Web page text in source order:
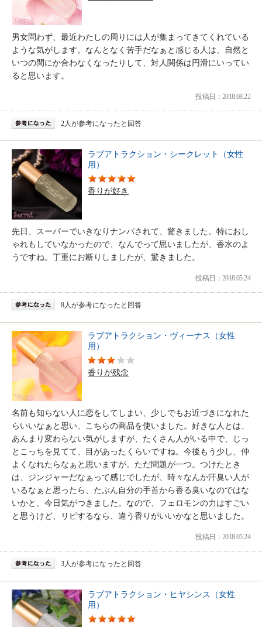
男女問わず、最近わたしの周りには人が集まってきてくれている
ような気がします。なんとなく苦手だなぁと感じる人は、自然と
いつの間にか合わなくなったりして、対人関係は円滑にいってい
ると思います。
投稿日：2018.08.22
2人が参考になったと回答
ラブアトラクション・シークレット（女性
用）
香りが好き
先日、スーパーでいきなりナンパされて、驚きました。特におし
ゃれもしていなかったので、なんでって思いましたが、香水のよ
うですね。丁重にお断りしましたが、驚きました。
投稿日：2018.05.24
8人が参考になったと回答
ラブアトラクション・ヴィーナス（女性
用）
香りが残念
名前も知らない人に恋をしてしまい、少しでもお近づきになれた
らいいなぁと思い、こちらの商品を使いました。好きな人とは、
あんまり変わらない気がしますが、たくさん人がいる中で、じっ
とこっちを見てて、目があったくらいですね。今後もう少し、仲
よくなれたらなぁと思いますが。ただ問題が一つ。つけたとき
は、ジンジャーだなぁって感じでしたが、時々なんか汗臭い人が
いるなぁと思ったら、たぶん自分の手首から香る臭いなのではな
いかと、今日気がつきました。なので、フェロモンの力はすごい
と思うけど、リピするなら、違う香りがいいかなと思いました。
投稿日：2018.05.24
3人が参考になったと回答
ラブアトラクション・ヒヤシンス（女性
用）